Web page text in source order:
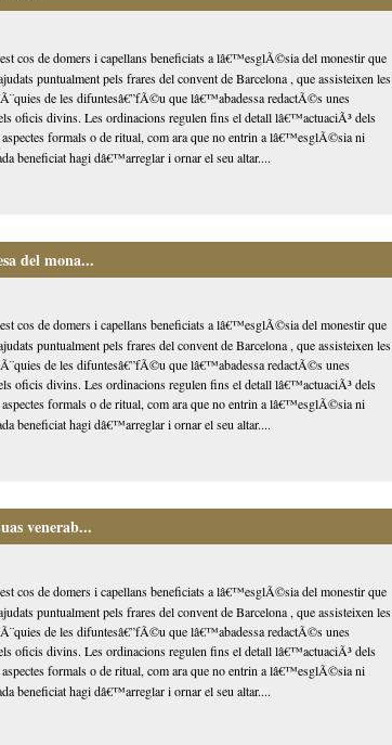
cos de domers i capellans beneficiats a lâ€™esglÃ©sia del monestir que
puntualment pels frares del convent de Barcelona , que assisteixen les
de les difuntesâ€”fÃ©u que lâ€™abadessa redactÃ©s unes
oficis divins. Les ordinacions regulen fins el detall lâ€™actuaciÃ³ dels
aspectes formals o de ritual, com ara que no entrin a lâ€™esglÃ©sia ni
beneficiat hagi dâ€™arreglar i ornar el seu altar....
del mona...
cos de domers i capellans beneficiats a lâ€™esglÃ©sia del monestir que
puntualment pels frares del convent de Barcelona , que assisteixen les
de les difuntesâ€”fÃ©u que lâ€™abadessa redactÃ©s unes
oficis divins. Les ordinacions regulen fins el detall lâ€™actuaciÃ³ dels
aspectes formals o de ritual, com ara que no entrin a lâ€™esglÃ©sia ni
beneficiat hagi dâ€™arreglar i ornar el seu altar....
venerab...
cos de domers i capellans beneficiats a lâ€™esglÃ©sia del monestir que
puntualment pels frares del convent de Barcelona , que assisteixen les
de les difuntesâ€”fÃ©u que lâ€™abadessa redactÃ©s unes
oficis divins. Les ordinacions regulen fins el detall lâ€™actuaciÃ³ dels
aspectes formals o de ritual, com ara que no entrin a lâ€™esglÃ©sia ni
beneficiat hagi dâ€™arreglar i ornar el seu altar....